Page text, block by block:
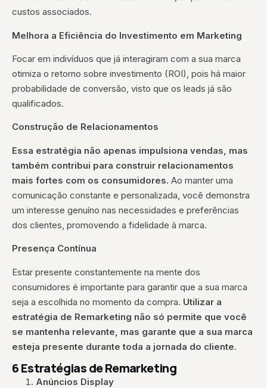
custos associados.
Melhora a Eficiência do Investimento em Marketing
Focar em indivíduos que já interagiram com a sua marca
otimiza o retorno sobre investimento (ROI), pois há maior
probabilidade de conversão, visto que os leads já são
qualificados.
Construção de Relacionamentos
Essa estratégia não apenas impulsiona vendas, mas
também contribui para construir relacionamentos
mais fortes com os consumidores. Ao manter uma
comunicação constante e personalizada, você demonstra
um interesse genuíno nas necessidades e preferências
dos clientes, promovendo a fidelidade à marca.
Presença Contínua
Estar presente constantemente na mente dos
consumidores é importante para garantir que a sua marca
seja a escolhida no momento da compra. Utilizar a
estratégia de Remarketing não só permite que você
se mantenha relevante, mas garante que a sua marca
esteja presente durante toda a jornada do cliente.
6 Estratégias de Remarketing
Anúncios Display